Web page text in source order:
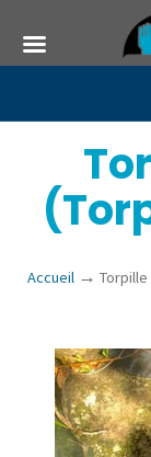
Accueil →